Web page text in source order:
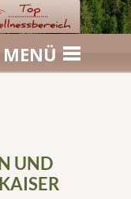
MENÜ
UND